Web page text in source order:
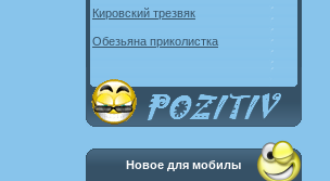
Кировский трезвяк
Обезьяна приколистка
Новое для мобилы